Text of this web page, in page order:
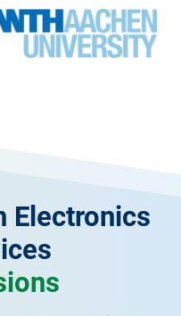
Electronics